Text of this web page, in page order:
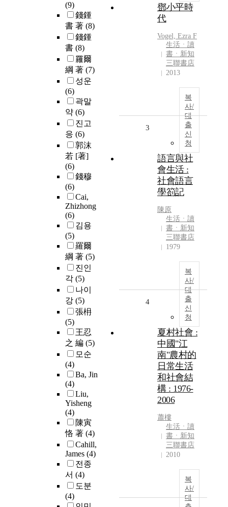
(9)
錢鍾
書 著 (8)
錢鍾
書 (8)
羅爾
綱 著 (7)
성운
(6)
곽말
약 (6)
진고
응 (6)
郭沫
若 [著]
(6)
錢穆
(6)
Cai,
Zhizhong
(6)
김용
(5)
羅爾
綱 著 (5)
진인
각 (5)
나이
강 (5)
張枏
(5)
王忍
之 編 (5)
모순
(4)
Ba, Jin
(4)
Liu,
Yisheng
(4)
陳寅
恪 著 (4)
Cahill,
James (4)
전종
서 (4)
도분
(4)
鄧小平時
代
Vogel, Ezra F
生活ㆍ讀
書ㆍ新知
三聯書店
2013
복
사/
대
출
신
청
3
語言與社
會生活 :
社會語言
學箚記
陳原
生活ㆍ讀
書ㆍ新知
三聯書店
1979
복
사/
대
출
신
청
4
夏村社會 :
中國"江
南"農村的
日常生活
和社會結
構 : 1976-
2006
蕭樓
生活ㆍ讀
書ㆍ新知
三聯書店
2010
복
사/
대